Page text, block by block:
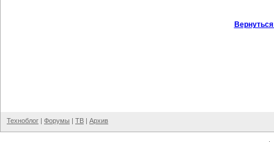
Техноблог | Форумы | ТВ | Архив